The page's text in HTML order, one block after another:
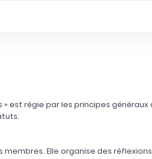
est régie par les principes
Elle organise des